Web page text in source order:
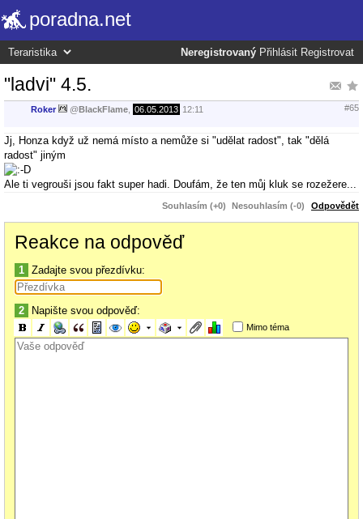
poradna.net
Neregistrovaný Přihlásit Registrovat
"ladvi" 4.5.
Roker @BlackFlame 06.05.2013 12:11 #65
Jj, Honza když už nemá místo a nemůže si "udělat radost", tak "dělá
radost" jiným
Ale ti vegrouši jsou fakt super hadi. Doufám, že ten můj kluk se rozežere...
Souhlasím (+0) Nesouhlasím (-0) Odpovědět
Reakce na odpověď
1 Zadajte svou přezdívku:
2 Napište svou odpověď:
Mimo téma